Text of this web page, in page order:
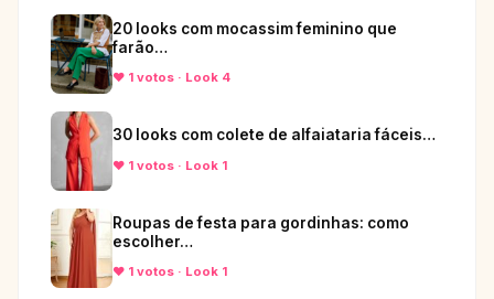
20 looks com mocassim feminino que
farão…
♥ 1 votos · Look 4
30 looks com colete de alfaiataria fáceis…
♥ 1 votos · Look 1
Roupas de festa para gordinhas: como
escolher…
♥ 1 votos · Look 1